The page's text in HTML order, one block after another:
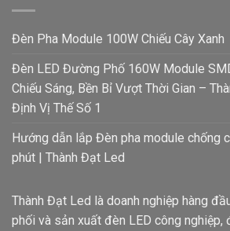
Đèn Pha Module 100W Chiếu Cây Xanh
Đèn LED Đường Phố 160W Module
Chiếu Sáng, Bền Bỉ Vượt Thời Gian –
Định Vị Thế Số 1
Hướng dẫn lắp Đèn pha module chống
phút | Thành Đạt Led
Thành Đạt Led là doanh nghiệp hàng
phối và sản xuất đèn LED công nghiệp,